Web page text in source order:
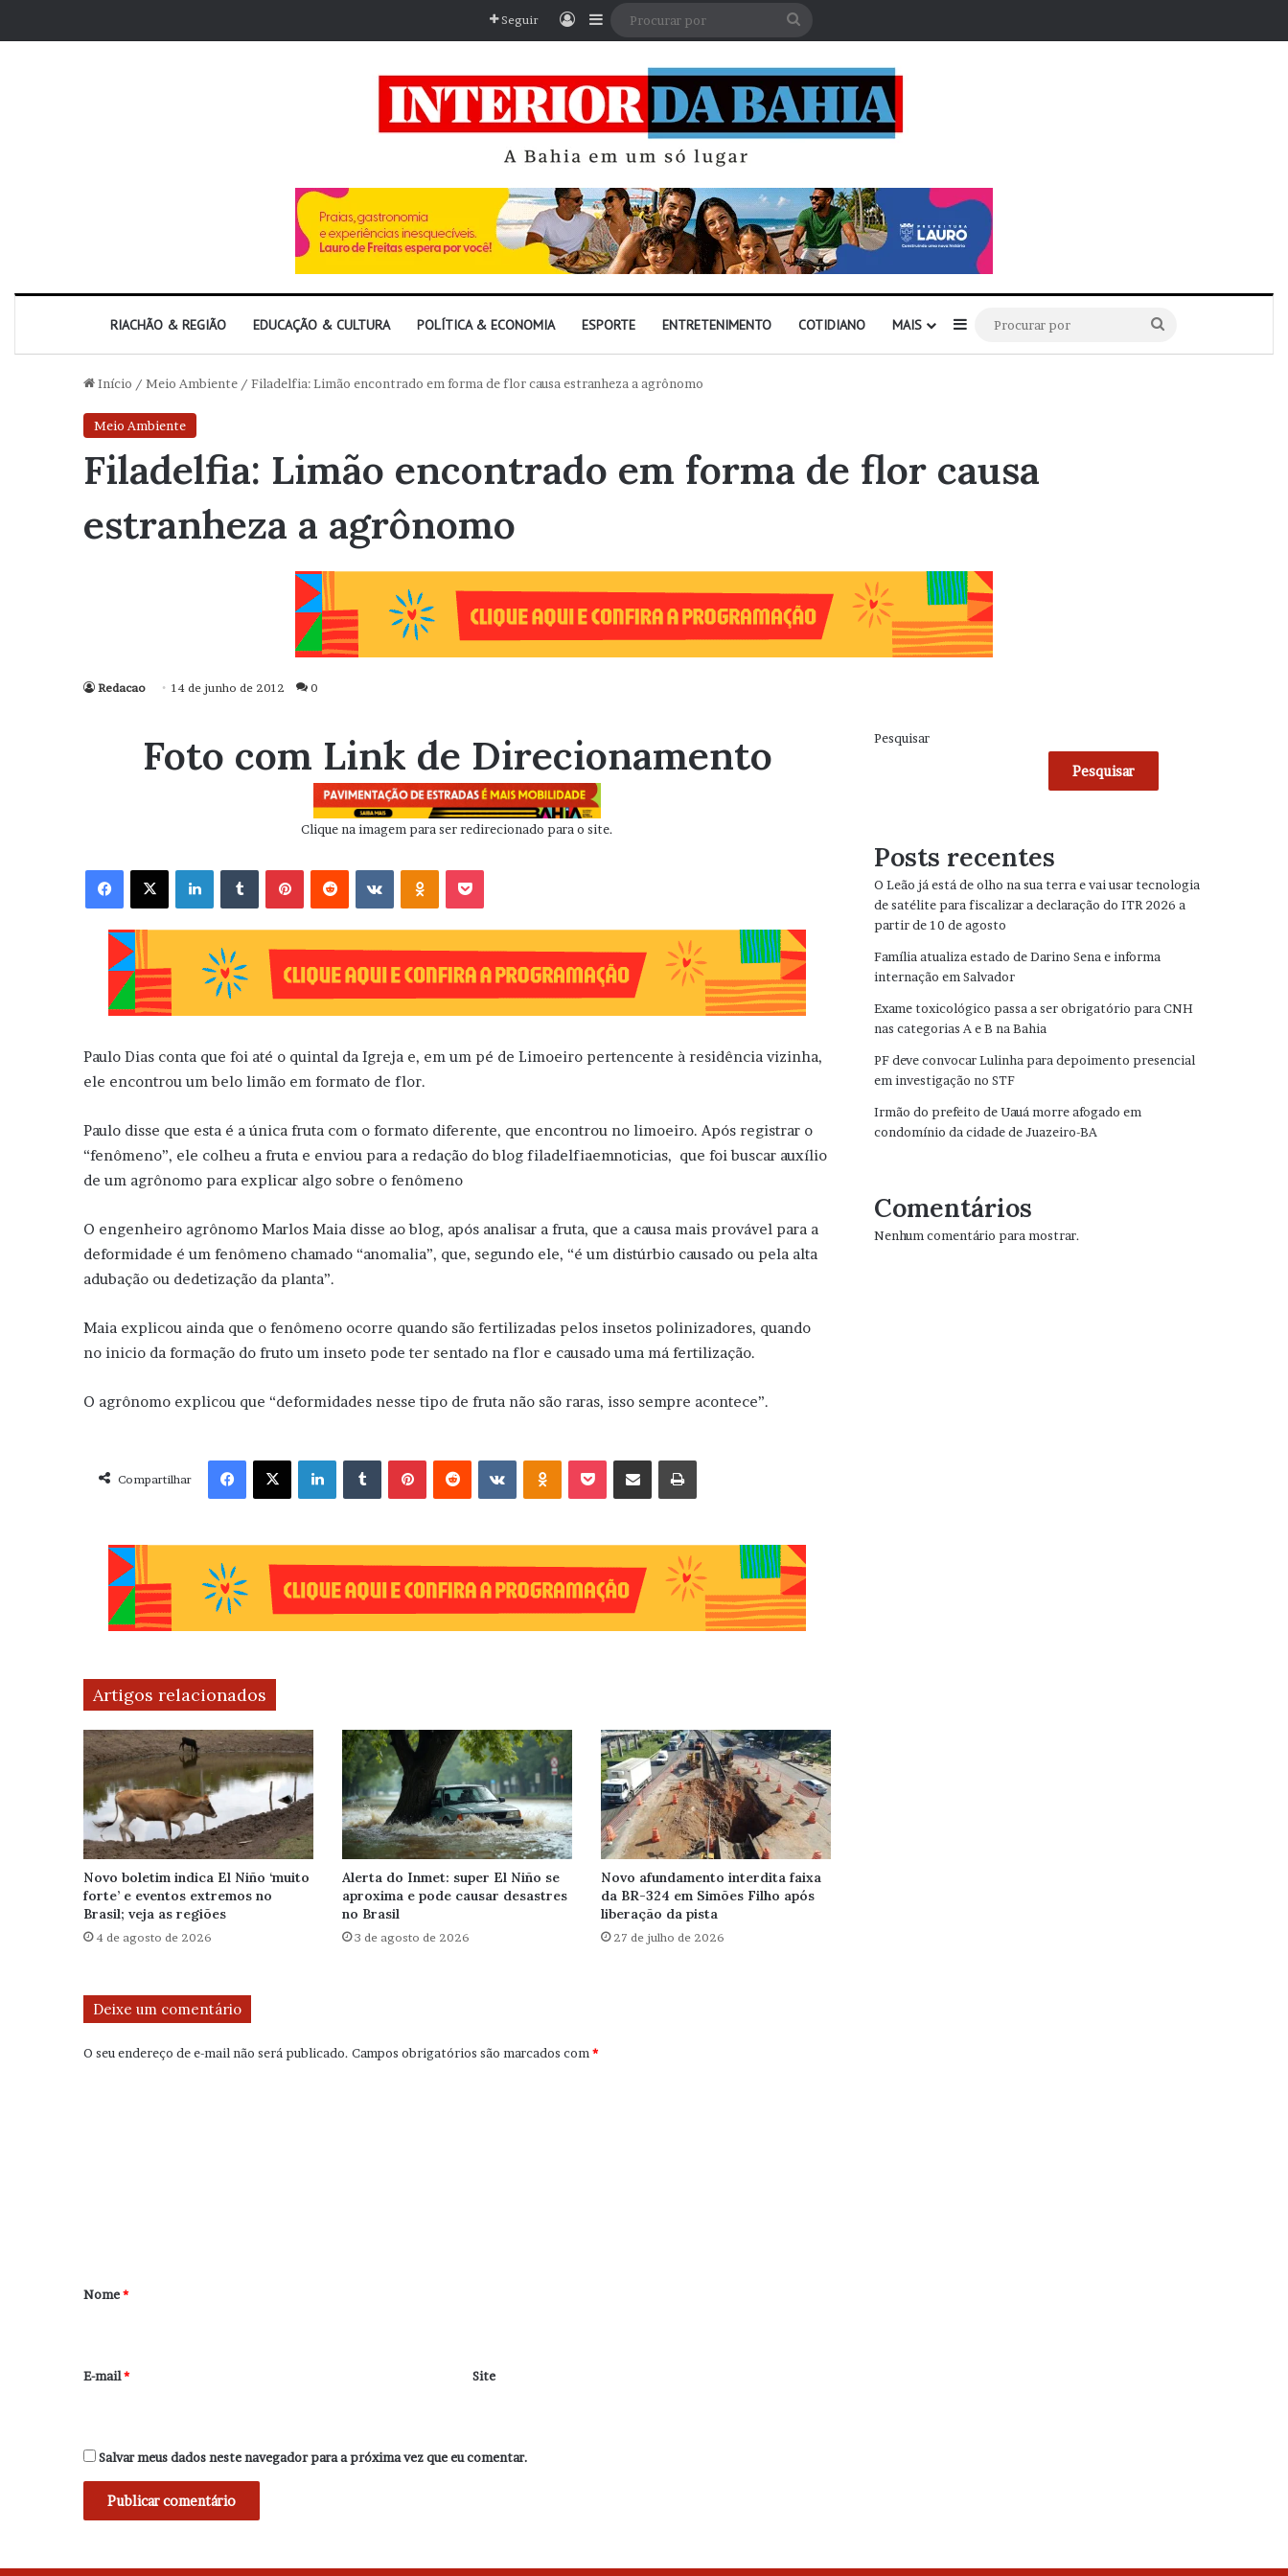
Seguir EntrarBarra Lateral
RIACHÃO & REGIÃO EDUCAÇÃO & CULTURA POLÍTICA & ECONOMIA ESPORTE ENTRETENIMENTO COTIDIANO MAIS Barra Lateral
por
Início / Meio Ambiente / Filadelfia: Limão encontrado em forma de flor causa estranheza a agrônomo
Meio Ambiente
Filadelfia: Limão encontrado em forma de flor causa
estranheza a agrônomo
Redacao 14 de junho de 2012 0
Foto com Link de Direcionamento
Clique na imagem para ser redirecionado para o site.
Facebook X Linkedin VK OK
Paulo Dias conta que foi até o quintal da Igreja e, em um pé de Limoeiro pertencente à residência vizinha,
ele encontrou um belo limão em formato de flor.
Paulo disse que esta é a única fruta com o formato diferente, que encontrou no limoeiro. Após registrar o
“fenômeno”, ele colheu a fruta e enviou para a redação do blog filadelfiaemnoticias, que foi buscar auxílio
de um agrônomo para explicar algo sobre o fenômeno
O engenheiro agrônomo Marlos Maia disse ao blog, após analisar a fruta, que a causa mais provável para a
deformidade é um fenômeno chamado “anomalia”, que, segundo ele, “é um distúrbio causado ou pela alta
adubação ou dedetização da planta”.
Maia explicou ainda que o fenômeno ocorre quando são fertilizadas pelos insetos polinizadores, quando
no inicio da formação do fruto um inseto pode ter sentado na flor e causado uma má fertilização.
O agrônomo explicou que “deformidades nesse tipo de fruta não são raras, isso sempre acontece”.
Compartilhar
Facebook X Linkedin VK OK
Artigos relacionados
Novo boletim indica El Niño ‘muito
forte’ e eventos extremos no
Brasil; veja as regiões
4 de agosto de 2026
Alerta do Inmet: super El Niño se
aproxima e pode causar desastres
no Brasil
3 de agosto de 2026
Novo afundamento interdita faixa
da BR-324 em Simões Filho após
liberação da pista
27 de julho de 2026
Deixe um comentário
O seu endereço de e-mail não será publicado. Campos obrigatórios são marcados com*
r
*
Nome*
E-mail* Site
Salvar meus dados neste navegador para a próxima vez que eu comentar.
Pesquisar
Pesquisar
Posts recentes
O Leão já está de olho na sua terra e vai usar tecnologia
de satélite para fiscalizar a declaração do ITR 2026 a
partir de 10 de agosto
Família atualiza estado de Darino Sena e informa
internação em Salvador
Exame toxicológico passa a ser obrigatório para CNH
nas categorias A e B na Bahia
PF deve convocar Lulinha para depoimento presencial
em investigação no STF
Irmão do prefeito de Uauá morre afogado em
condomínio da cidade de Juazeiro-BA
Comentários
Nenhum comentário para mostrar.